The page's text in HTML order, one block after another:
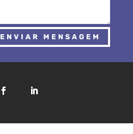
ENVIAR MENSAGEM